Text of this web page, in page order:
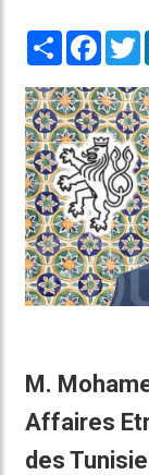
Share
M.
Affaires
des